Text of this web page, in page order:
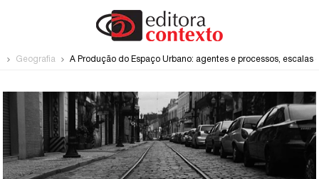
Geografia A Produção do Espaço Urbano: agentes e processos, escalas